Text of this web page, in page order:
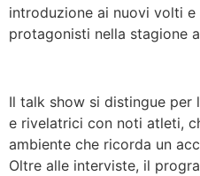
introduzione ai nuovi volti
protagonisti nella stagione
Il talk show si distingue per
e rivelatrici con noti atleti,
ambiente che ricorda un
Oltre alle interviste, il